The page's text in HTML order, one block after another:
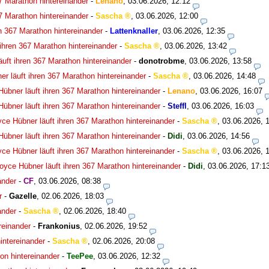
Marathon hintereinander- Sascha , 03.06.2026, 12:00
Marathon hintereinander- Lattenknaller, 03.06.2026, 12:35
367 Marathon hintereinander- Sascha , 03.06.2026, 13:42
ihren 367 Marathon hintereinander- donotrobme, 03.06.2026, 13:58
läuft ihren 367 Marathon hintereinander- Sascha , 03.06.2026, 14:48
läuft ihren 367 Marathon hintereinander- Lenano, 03.06.2026, 16:07
läuft ihren 367 Marathon hintereinander- Steffl , 03.06.2026, 16:03
Hübner läuft ihren 367 Marathon hintereinander- Sascha , 03.06.2026,
läuft ihren 367 Marathon hintereinander- Didi, 03.06.2026, 14:56
Hübner läuft ihren 367 Marathon hintereinander- Sascha , 03.06.2026,
Hübner läuft ihren 367 Marathon hintereinander- Didi, 03.06.2026,
- CF, 03.06.2026, 08:38
- Gazelle, 02.06.2026, 18:03
- Sascha , 02.06.2026, 18:40
- Frankonius, 02.06.2026, 19:52
- Sascha , 02.06.2026, 20:08
hintereinander- TeePee, 03.06.2026, 12:32